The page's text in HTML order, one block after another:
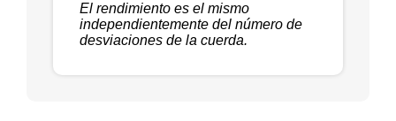
El rendimiento es el mismo
independientemente del número de
desviaciones de la cuerda.